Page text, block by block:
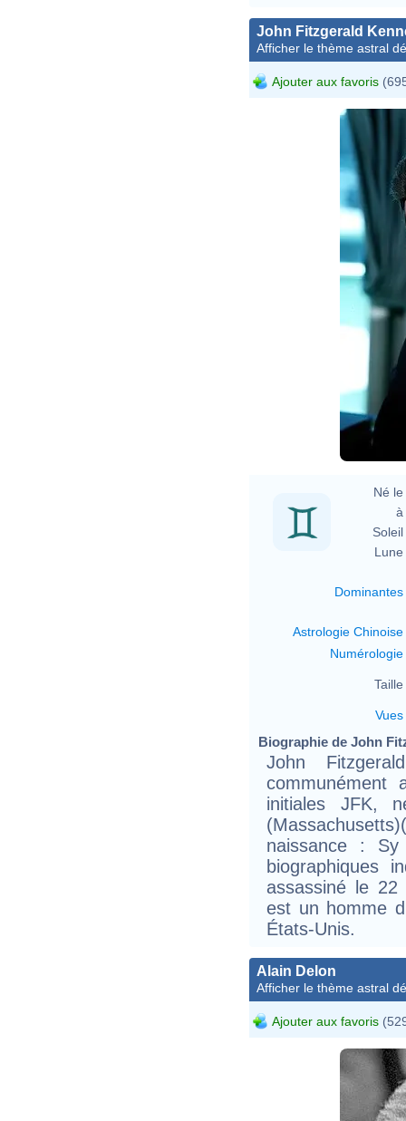
John Fitzgerald
Afficher le thème astral
Ajouter aux favoris
Né le
à
Soleil
Lune
Dominantes
Astrologie Chinoise
Numérologie
Taille
Vues
Biographie de John
John
communément
initiales JFK,
naissance : Sy
biographiques
assassiné le
est un homme
États-Unis.
Alain Delon
Afficher le thème astral
Ajouter aux favoris